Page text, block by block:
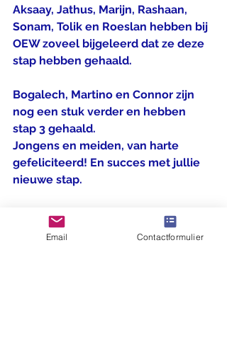
Aksaay, Jathus, Marijn, Rashaan,
Sonam, Tolik en Roeslan hebben bij
OEW zoveel bijgeleerd dat ze deze
stap hebben gehaald.
Bogalech, Martino en Connor zijn
nog een stuk verder en hebben
stap 3 gehaald.
Jongens en meiden, van harte
gefeliciteerd! En succes met jullie
nieuwe stap.
Email Contactformulier